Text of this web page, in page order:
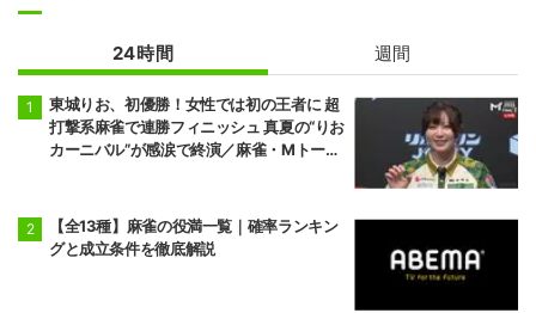
24時間 週間
東城りお、初優勝！女性では初の王者に 超
打撃系麻雀で連勝フィニッシュ 真夏の“りお
カーニバル”が感涙で終演／麻雀・Mトーナ
【全13種】麻雀の役満一覧｜確率ランキン
グと成立条件を徹底解説